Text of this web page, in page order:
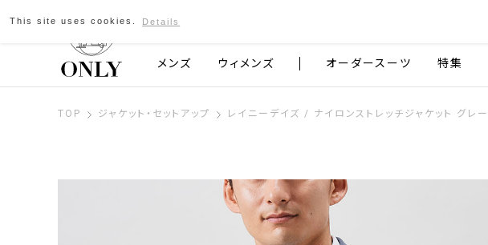
京都発のスーツブランド ONLY
メンズ ウィメンズ オーダースーツ 特集
TOP ジャケット・セットアップ レイニーデイズ / ナイロンストレッチジャケット グレー
This site uses cookies. Details